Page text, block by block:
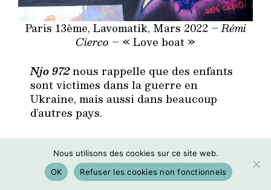
Paris 13ème, Lavomatik, Mars 2022 –Rémi
Cierco – « Love boat »
Njo 972nous rappelle que des enfants
sont victimes dans la guerre en
Ukraine, mais aussi dans beaucoup
d’autres pays.
Le texte est le suivant: «Bonjour, je suis
une jeune fille sans nom.
J’ai 7 ans, je vis dans une petite ville
d’Ukraine.
Nous utilisons des cookies sur ce site web.
OK
Refuser les cookies non fonctionnels